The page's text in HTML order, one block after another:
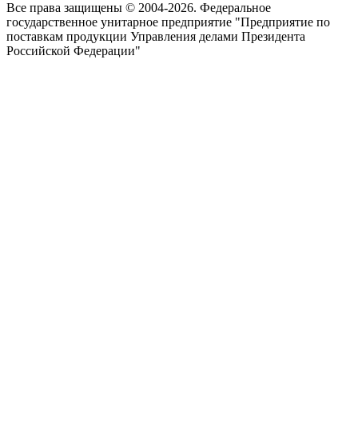
Все права защищены © 2004-2026. Федеральное
государственное унитарное предприятие "Предприятие по
поставкам продукции Управления делами Президента
Российской Федерации"